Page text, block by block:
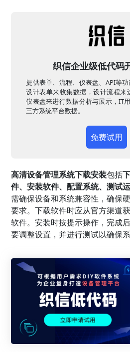
织信企业级低代码
提供表单、流程、仪表盘、API等
设计表单来收集数据，设计流程来
仪表盘来进行数据分析与展示，IT
三方系统平台数据。
免费试用
高清设备管理系统下载安装包括
件、安装软件、配置系统、测试
需确保设备和系统兼容性，确保
要求。下载软件时应从官方渠道
软件。安装时按提示操作，完成
要调整设置，并进行测试以确保系